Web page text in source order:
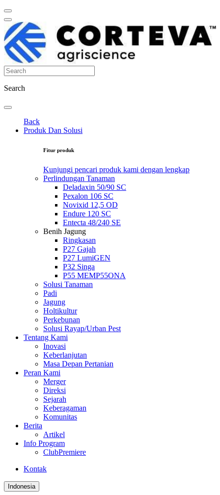
Search
Back
Produk Dan Solusi
Fitur produk
Kunjungi pencari produk kami dengan lengkap
Perlindungan Tanaman
Deladaxin 50/90 SC
Pexalon 106 SC
Novixid 12,5 OD
Endure 120 SC
Entecta 48/240 SE
Benih Jagung
Ringkasan
P27 Gajah
P27 LumiGEN
P32 Singa
P55 MEMP55ONA
Solusi Tanaman
Padi
Jagung
Holtikultur
Perkebunan
Solusi Rayap/Urban Pest
Tentang Kami
Inovasi
Keberlanjutan
Masa Depan Pertanian
Peran Kami
Merger
Direksi
Sejarah
Keberagaman
Komunitas
Berita
Artikel
Info Program
ClubPremiere
Kontak
Indonesia